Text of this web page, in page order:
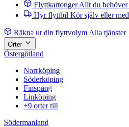
Flyttkartonger Allt du behöver
Hyr flyttbil Kör själv eller
Räkna ut din flyttvolym Alla tjänster
Orter
Östergötland
Norrköping
Söderköping
Finspång
Linköping
+9 orter till
Södermanland